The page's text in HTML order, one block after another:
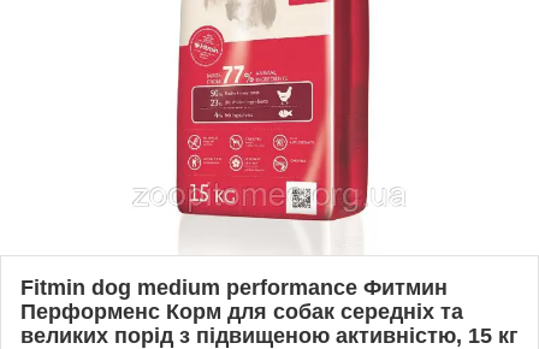
Fitmin dog medium performance Фитмин
Перформенс Корм для собак середніх та
великих порід з підвищеною активністю, 15 кг